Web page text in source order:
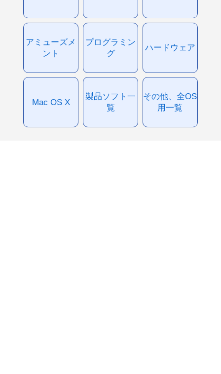
アミューズメ
ント
プログラミン
グ
ハードウェア
Mac OS X
製品ソフト一
覧
その他、全OS
用一覧